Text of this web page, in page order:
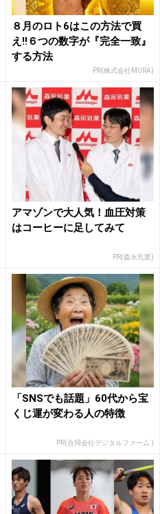
８月のロト6はこの方法で買
え!!６つの数字が『完全一致』
する方法
PR(株式会社MURA)
アマゾンで大人気！血圧対策
はコーヒーに足してみて
PR(森永乳業)
「SNSでも話題」60代から宝
くじ運が変わる人の特徴
PR(合同会社デジタルファーム )